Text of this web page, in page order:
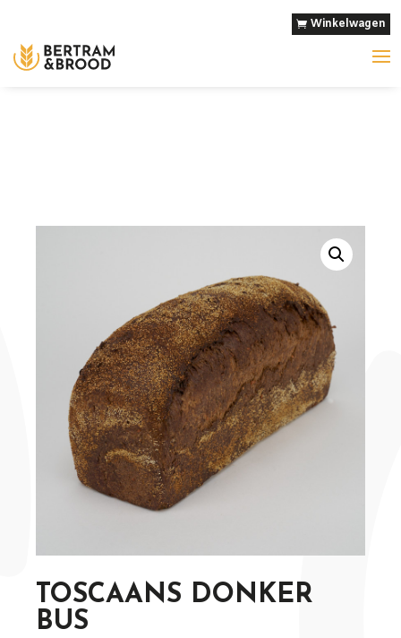
Winkelwagen
TOSCAANS DONKER
BUS